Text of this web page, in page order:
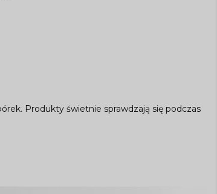
Produkty świetnie sprawdzają się podczas